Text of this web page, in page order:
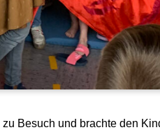
Besuch und brachte den